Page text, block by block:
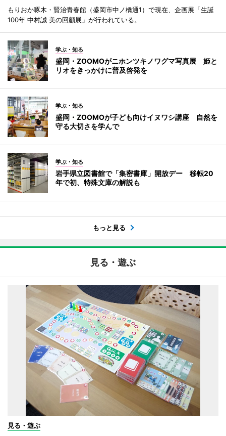
もりおか啄木・賢治青春館（盛岡市中ノ橋通1）で現在、企画展「生誕
100年 中村誠 美の回顧展」が行われている。
学ぶ・知る
盛岡・ZOOMOがニホンツキノワグマ写真展 姫と
リオをきっかけに普及啓発を
学ぶ・知る
盛岡・ZOOMOが子ども向けイヌワシ講座 自然を
守る大切さを学んで
学ぶ・知る
岩手県立図書館で「集密書庫」開放デー 移転20
年で初、特殊文庫の解説も
もっと見る
見る・遊ぶ
見る・遊ぶ